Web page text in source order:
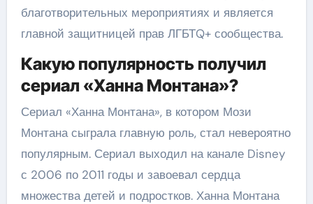
благотворительных мероприятиях и является
главной защитницей прав ЛГБТQ+ сообщества.
Какую популярность получил
сериал «Ханна Монтана»?
Сериал «Ханна Монтана», в котором Мози
Монтана сыграла главную роль, стал невероятно
популярным. Сериал выходил на канале Disney
с 2006 по 2011 годы и завоевал сердца
множества детей и подростков. Ханна Монтана